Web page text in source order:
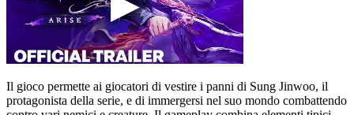
Il gioco permette ai giocatori di vestire i panni di Sung Jinwoo, il
protagonista della serie, e di immergersi nel suo mondo combattendo